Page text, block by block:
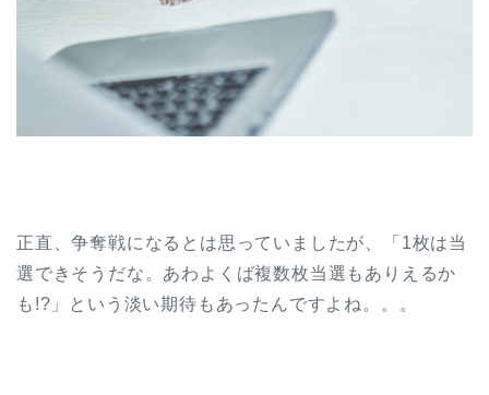
正直、争奪戦になるとは思っていましたが、「1枚は当
選できそうだな。あわよくば複数枚当選もありえるか
も!?」という淡い期待もあったんですよね。。。